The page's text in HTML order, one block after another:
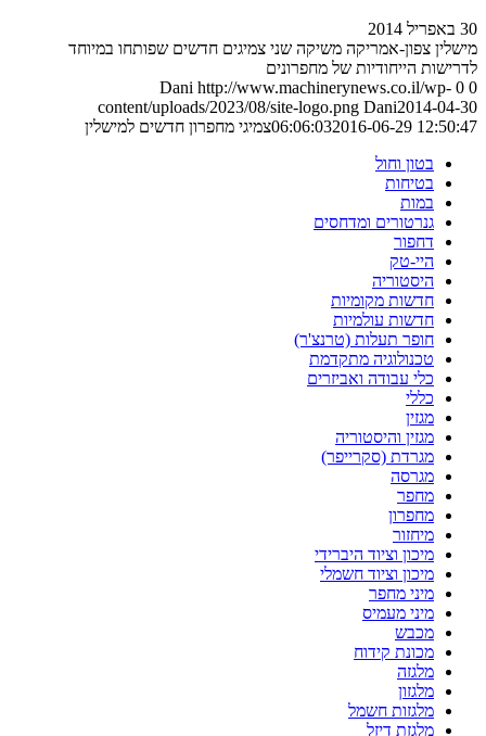
30 באפריל 2014
מישלין צפון-אמריקה משיקה שני צמיגים חדשים שפותחו במיוחד
לדרישות הייחודיות של מחפרונים
0
0
Dani http://www.machinerynews.co.il/wp-
content/uploads/2023/08/site-logo.png Dani2014-04-30
06:06:032016-06-29 12:50:47
צמיגי מחפרון חדשים למישלין
בטון וחול
בטיחות
במות
גנרטורים ומדחסים
דחפור
היי-טק
היסטוריה
חדשות מקומיות
חדשות עולמיות
חופר תעלות (טרנצ'ר)
טכנולוגיה מתקדמת
כלי עבודה ואביזרים
כללי
מגזין
מגזין והיסטוריה
מגרדת (סקרייפר)
מגרסה
מחפר
מחפרון
מיחזור
מיכון וציוד היברידי
מיכון וציוד חשמלי
מיני מחפר
מיני מעמיס
מכבש
מכונת קידוח
מלגזה
מלגזון
מלגזות חשמל
מלגזת דיזל